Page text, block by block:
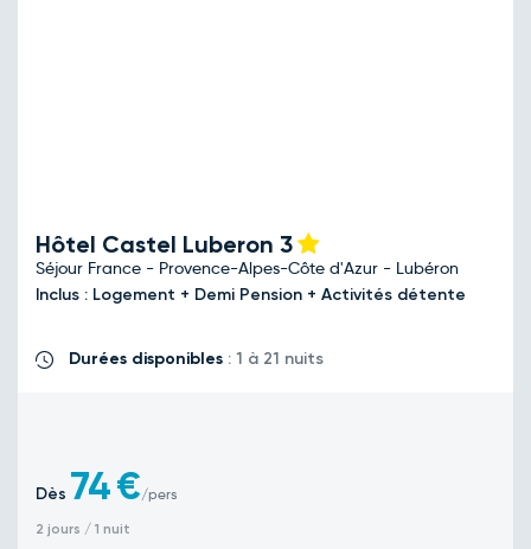
Hôtel Castel Luberon 3
Séjour France - Provence-Alpes-Côte d'Azur - Lubéron
Inclus : Logement + Demi Pension + Activités détente
Durées disponibles : 1 à 21 nuits
Dès 74€/pers
2 jours / 1 nuit